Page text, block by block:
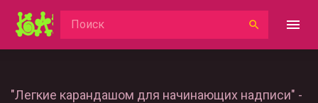
"Легкие карандашом для начинающих надписи" -